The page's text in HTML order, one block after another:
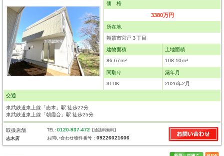
価 格
3380万円
所在地
朝霞市宮戸３丁目
建物面積
86.67ｍ²
土地面積
108.10ｍ²
間取り
3LDK
築年月
2026年2月
交通
東武鉄道東上線「志木」駅 徒歩22分
東武鉄道東上線「朝霞台」駅 徒歩25分
取扱店舗
志木店
TEL :0120-937-472 【通話料無料】
お問い合わせ物件番号：09226021606